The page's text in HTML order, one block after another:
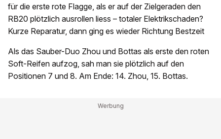
für die erste rote Flagge, als er auf der Zielgeraden den
RB20 plötzlich ausrollen liess – totaler Elektrikschaden?
Kurze Reparatur, dann ging es wieder Richtung Bestzeit
Als das Sauber-Duo Zhou und Bottas als erste den roten
Soft-Reifen aufzog, sah man sie plötzlich auf den
Positionen 7 und 8. Am Ende: 14. Zhou, 15. Bottas.